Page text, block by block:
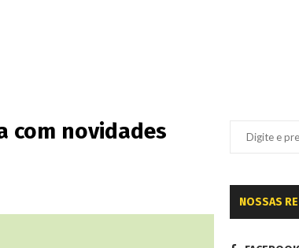
com novidades
NOSSAS